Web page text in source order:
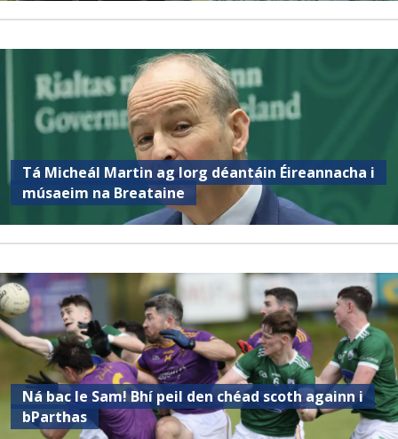
Tá Micheál Martin ag lorg déantáin Éireannacha i
músaeim na Breataine
Ná bac le Sam! Bhí peil den chéad scoth againn i
bParthas